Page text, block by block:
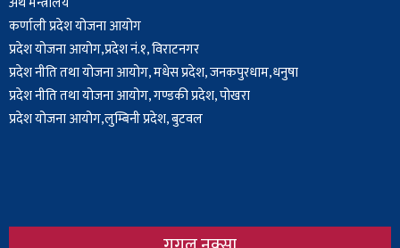
कर्णाली प्रदेश योजना आयोग
प्रदेश योजना आयोग,प्रदेश नं.१, विराटनगर
प्रदेश नीति तथा योजना आयोग, मधेस प्रदेश, जनकपुरधाम,धनुषा
प्रदेश नीति तथा योजना आयोग, गण्डकी प्रदेश, पोखरा
प्रदेश योजना आयोग,लुम्बिनी प्रदेश, बुटवल